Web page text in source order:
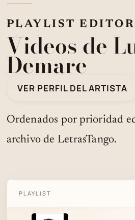
PLAYLIST
Videos de
Demare
VER PERFIL DEL ARTISTA
Ordenados por prioridad
archivo de LetrasTango.
HERMANA - ( DE
PLAYLIST